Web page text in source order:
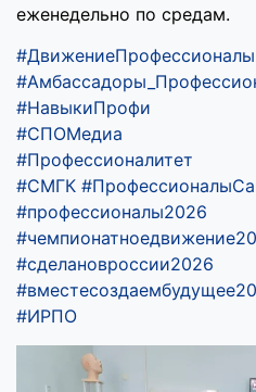
еженедельно по средам.
#НавыкиПрофи
#СПОМедиа
#Профессионалитет
#СМГК
#профессионалы2026
#сделановроссии2026
#ИРПО